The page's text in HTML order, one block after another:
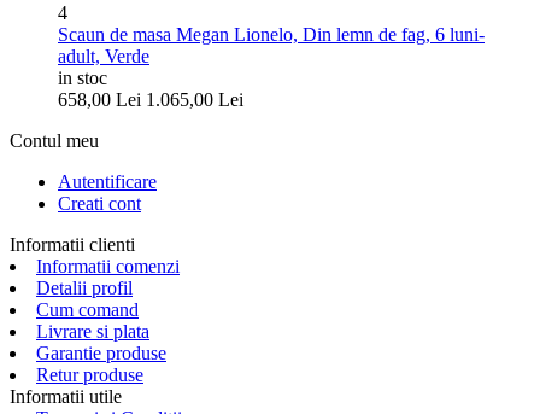
4
Scaun de masa Megan Lionelo, Din lemn de fag, 6 luni-
adult, Verde
in stoc
658,00 Lei 1.065,00 Lei
Contul meu
Autentificare
Creati cont
Informatii clienti
Informatii comenzi
Detalii profil
Cum comand
Livrare si plata
Garantie produse
Retur produse
Informatii utile